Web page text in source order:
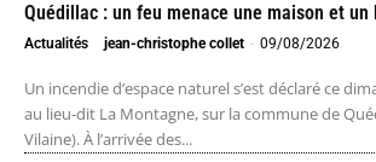
Quédillac : un feu menace une maison et
Actualités jean-christophe collet - 09/08/2026
Un incendie d’espace naturel s’est déclaré ce
au lieu-dit La Montagne, sur la commune de
Vilaine). À l’arrivée des...